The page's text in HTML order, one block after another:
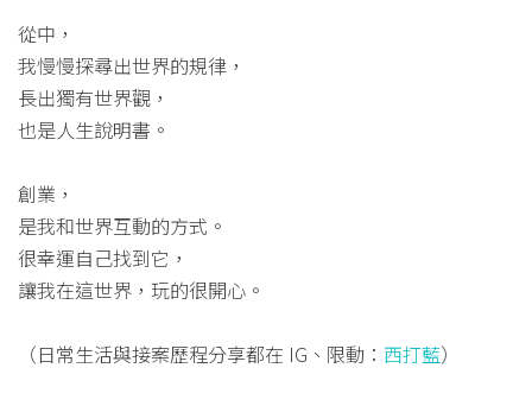
從中，
我慢慢探尋出世界的規律，
長出獨有世界觀，
也是人生說明書。
創業，
是我和世界互動的方式。
很幸運自己找到它，
讓我在這世界，玩的很開心。
（日常生活與接案歷程分享都在 IG、限動： 西打藍）